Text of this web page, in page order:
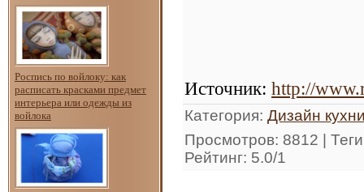
Роспись по войлоку: как
расписать красками предмет
интерьера или одежды из
войлока
Источник: http://
Категория: Дизайн
Просмотров: 8812 | Теги
Рейтинг: 5.0/1